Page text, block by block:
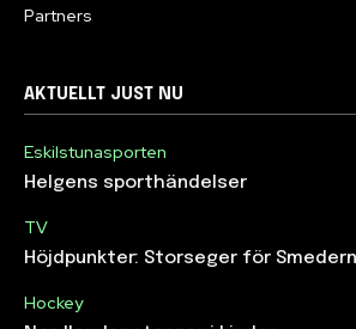
Partners
AKTUELLT JUST NU
Eskilstunasporten
Helgens sporthändelser
TV
Höjdpunkter: Storseger för
Hockey